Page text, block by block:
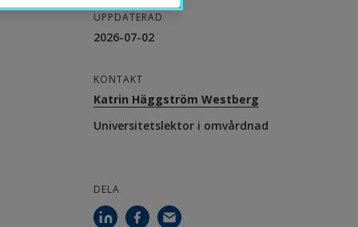
UPPDATERAD
2026-07-02
KONTAKT
Katrin Häggström Westberg
Universitetslektor i omvårdnad
DELA